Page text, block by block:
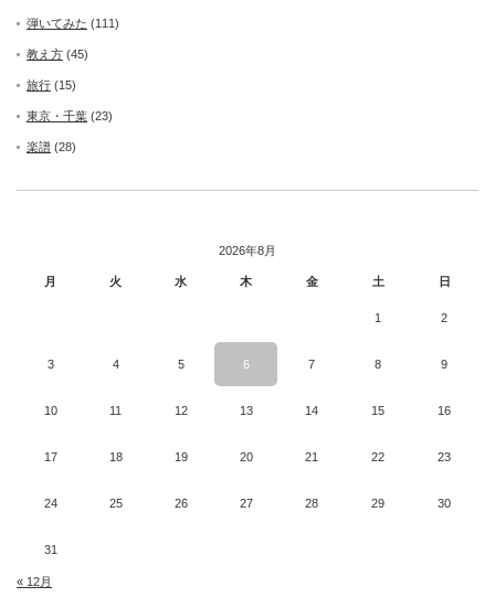
弾いてみた (111)
教え方 (45)
旅行 (15)
東京・千葉 (23)
楽譜 (28)
2026年8月
月 火 水 木 金 土 日
1 2
3 4 5 6 7 8 9
10 11 12 13 14 15 16
17 18 19 20 21 22 23
24 25 26 27 28 29 30
31
« 12月